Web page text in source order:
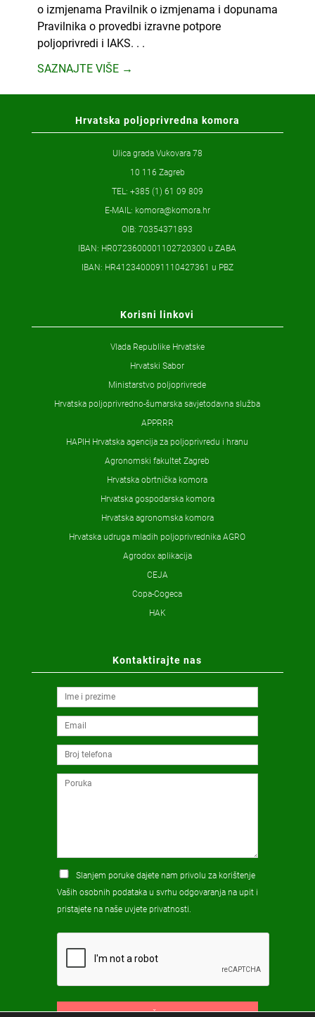
o izmjenama Pravilnik o izmjenama i dopunama
Pravilnika o provedbi izravne potpore
poljoprivredi i IAKS. . .
SAZNAJTE VIŠE →
Hrvatska poljoprivredna komora
Ulica grada Vukovara 78
10 116 Zagreb
TEL: +385 (1) 61 09 809
E-MAIL: komora@komora.hr
OIB: 70354371893
IBAN: HR0723600001102720300 u ZABA
IBAN: HR4123400091110427361 u PBZ
Korisni linkovi
Vlada Republike Hrvatske
Hrvatski Sabor
Ministarstvo poljoprivrede
Hrvatska poljoprivredno-šumarska savjetodavna služba
APPRRR
HAPIH Hrvatska agencija za poljoprivredu i hranu
Agronomski fakultet Zagreb
Hrvatska obrtnička komora
Hrvatska gospodarska komora
Hrvatska agronomska komora
Hrvatska udruga mladih poljoprivrednika AGRO
Agrodox aplikacija
CEJA
Copa-Cogeca
HAK
Kontaktirajte nas
Slanjem poruke dajete nam privolu za korištenje
Vaših osobnih podataka u svrhu odgovaranja na upit i
pristajete na naše uvjete privatnosti
POŠALJI